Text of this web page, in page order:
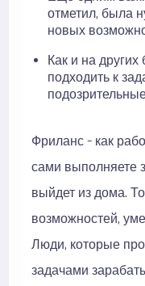
отметил, была
новых
Как и на других
подходить к
Фриланс – как
сами выполняете
выйдет из дома.
возможностей,
Люди, которые
задачами